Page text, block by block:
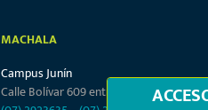
MACHALA
Campus Junín
Calle Bolívar 609 entre Junín y Tarqui